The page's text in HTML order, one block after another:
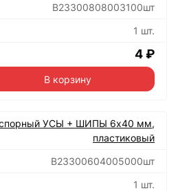
B23300808003100шт
1 шт.
4 ₽
В корзину
УСЫ + ШИПЫ 6х40 мм,
пластиковый
B23300604005000шт
1 шт.